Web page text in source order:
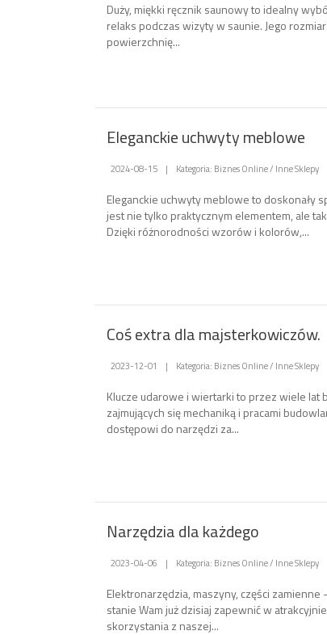
Duży, miękki ręcznik saunowy to idealny
relaks podczas wizyty w saunie. Jego
powierzchnię...
Eleganckie uchwyty meblowe
2024-08-15 | Kategoria: Biznes Online / Inne Sklepy
Eleganckie uchwyty meblowe to doskonały
jest nie tylko praktycznym elementem, ale
Dzięki różnorodności wzorów i kolorów,...
Coś extra dla majsterkowiczów.
2023-12-01 | Kategoria: Biznes Online / Inne Sklepy
Klucze udarowe i wiertarki to przez wiele lat
zajmujących się mechaniką i pracami
dostępowi do narzędzi za...
Narzędzia dla każdego
2023-04-06 | Kategoria: Biznes Online / Inne Sklepy
Elektronarzędzia, maszyny, części
stanie Wam już dzisiaj zapewnić w
skorzystania z naszej...